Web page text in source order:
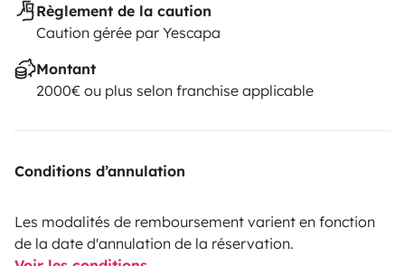
Règlement de la caution
Caution gérée par Yescapa
Montant
2000€ ou plus selon franchise applicable
Conditions d’annulation
Les modalités de remboursement varient en fonction
de la date d'annulation de la réservation.